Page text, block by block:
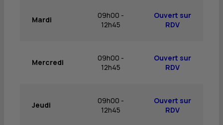
Mardi
09h00 -
12h45
Ouvert sur
RDV
Mercredi
09h00 -
12h45
Ouvert sur
RDV
Jeudi
09h00 -
12h45
Ouvert sur
RDV